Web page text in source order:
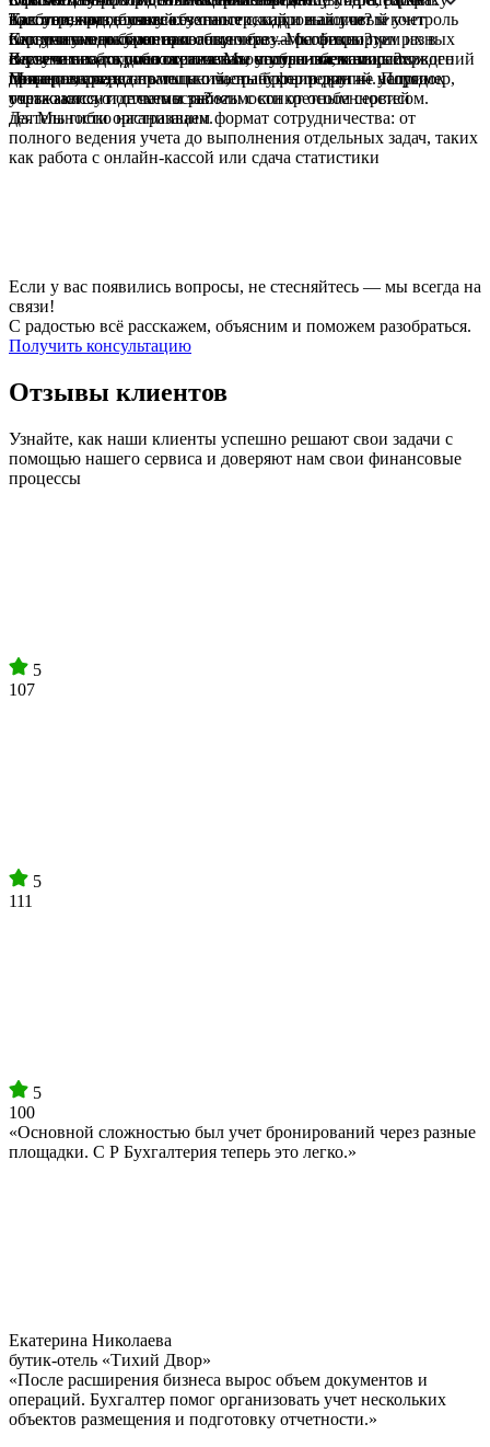
гостиничного бизнеса.
налогов, подготовку отчетности, кадровый учет и контроль
первичных документов.
Требуется раздельный бухгалтерский и налоговый учет
гостиничного бизнеса и общепита — особенно при разных
системах налогообложения. Мы настраиваем его с первого
дня.
Как отражать в учете сезонные скидки и акции?
Скидки уменьшают налоговую базу. Мы фиксируем их в
первичных документах и чеках, чтобы избежать расхождений
при проверках.
Как учитывать бронирования через агрегаторы?
В учете необходимо отражать поступления, комиссии
посредников, возвраты и отмены бронирований. Порядок
учета зависит от схемы работы с конкретным сервисом.
Как учитывать дополнительные услуги гостиницы?
Питание, аренда помещений, трансфер и другие услуги
отражаются отдельно в зависимости от особенностей
деятельности организации.
Можно ли передать только часть бухгалтерии — например,
только кассу и отчетность?
Да. Мы гибко настраиваем формат сотрудничества: от
полного ведения учета до выполнения отдельных задач, таких
как работа с онлайн-кассой или сдача статистики
Если у вас появились вопросы, не стесняйтесь — мы всегда на
связи!
С радостью всё расскажем, объясним и поможем разобраться.
Получить консультацию
Отзывы клиентов
Узнайте, как наши клиенты успешно решают свои задачи с
помощью нашего сервиса и доверяют нам свои финансовые
процессы
5
107
5
111
5
100
«Основной сложностью был учет бронирований через разные
площадки. С Р Бухгалтерия теперь это легко.»
Екатерина Николаева
бутик-отель «Тихий Двор»
«После расширения бизнеса вырос объем документов и
операций. Бухгалтер помог организовать учет нескольких
объектов размещения и подготовку отчетности.»